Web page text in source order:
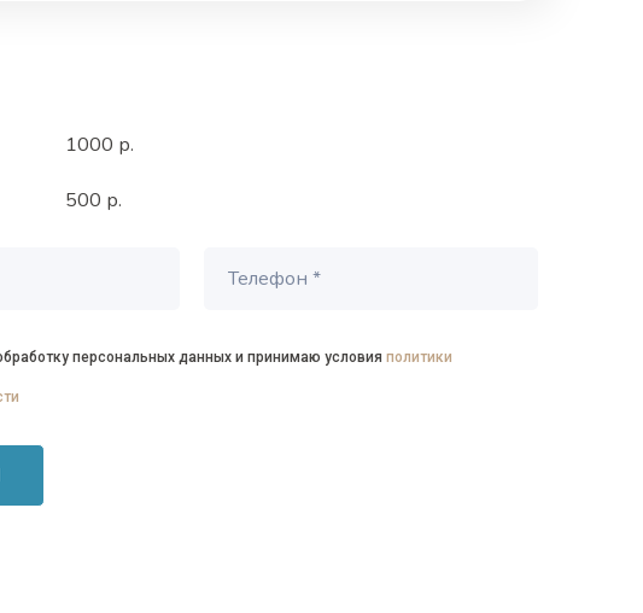
1000 р.
500 р.
персональных данных и принимаю условия политики